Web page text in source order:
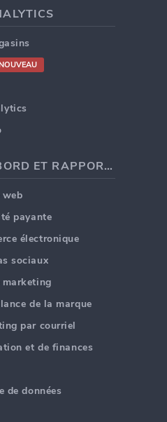
TABLEAUX DE BORD ET RAPPORTS
payante
électronique
sociaux
de la marque
par courriel
et de finances
de données